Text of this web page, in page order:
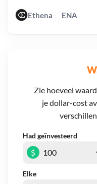
Zie hoeveel
je dollar-cost
Had geïnvesteerd
Elke
$
Ethena ENA